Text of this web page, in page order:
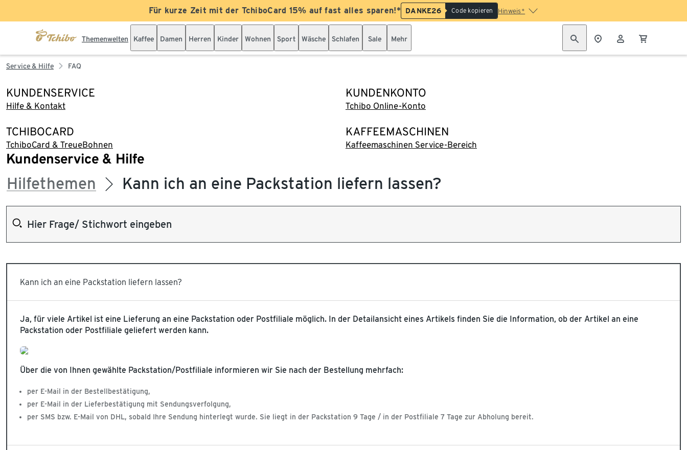
Für kurze Zeit mit der TchiboCard 15% auf fast alles sparen!* DANKE26 Code kopieren Hinweis*
Themenwelten Kaffee Damen Herren Kinder Wohnen Sport Wäsche Schlafen Sale Mehr
Service & Hilfe FAQ
KUNDENSERVICE
Hilfe & Kontakt
KUNDENKONTO
Tchibo Online-Konto
TCHIBOCARD
TchiboCard & TreueBohnen
KAFFEEMASCHINEN
Kaffeemaschinen Service-Bereich
Kundenservice & Hilfe
Hilfethemen Kann ich an eine Packstation liefern lassen?
Kann ich an eine Packstation liefern lassen?
Ja, für viele Artikel ist eine Lieferung an eine Packstation oder Postfiliale möglich. In der Detailansicht eines Artikels finden Sie die Information, ob der Artikel an eine
Packstation oder Postfiliale geliefert werden kann.
Über die von Ihnen gewählte Packstation/Postfiliale informieren wir Sie nach der Bestellung mehrfach:
per E-Mail in der Bestellbestätigung,
per E-Mail in der Lieferbestätigung mit Sendungsverfolgung,
per SMS bzw. E-Mail von DHL, sobald Ihre Sendung hinterlegt wurde. Sie liegt in der Packstation 9 Tage / in der Postfiliale 7 Tage zur Abholung bereit.